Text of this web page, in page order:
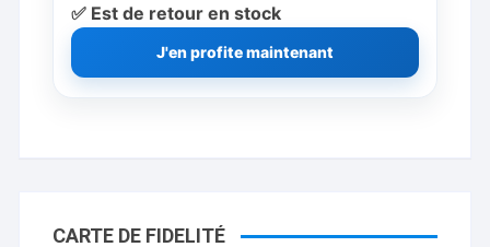
✅ Est de retour en stock
J'en profite maintenant
CARTE DE FIDELITÉ